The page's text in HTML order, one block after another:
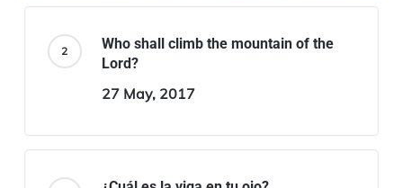
Who shall climb the mountain of the
Lord?
27 May, 2017